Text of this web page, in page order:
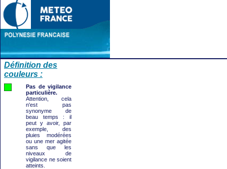
Définition des
couleurs :
Pas de vigilance
particulière.
Attention, cela
n'est pas
synonyme de
beau temps : il
peut y avoir, par
exemple, des
pluies modérées
ou une mer agitée
sans que les
niveaux de
vigilance ne soient
atteints.